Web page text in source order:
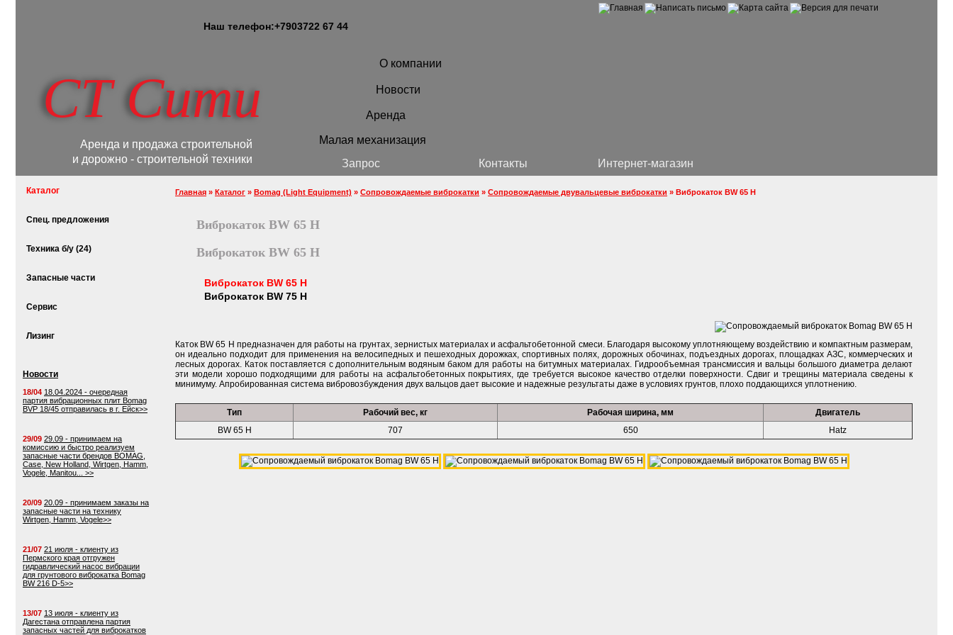
Наш телефон:+7903722 67 44
О компании
Новости
Аренда
Малая механизация
СТ Сити
Аренда и продажа строительной
и дорожно - строительной техники
Запрос Контакты Интернет-магазин
Главная » Каталог » Bomag (Light Equipment) » Сопровождаемые виброкатки » Сопровождаемые двувальцевые виброкатки » Виброкаток BW 65 H
Виброкаток BW 65 H
Виброкаток BW 65 H
Виброкаток BW 65 H
Виброкаток BW 75 H
Каток BW 65 H предназначен для работы на грунтах, зернистых материалах и асфальтобетонной смеси. Благодаря высокому уплотняющему воздействию и компактным размерам,
он идеально подходит для применения на велосипедных и пешеходных дорожках, спортивных полях, дорожных обочинах, подъездных дорогах, площадках АЗС, коммерческих и
лесных дорогах. Каток поставляется с дополнительным водяным баком для работы на битумных материалах. Гидрообъемная трансмиссия и вальцы большого диаметра делают
эти модели хорошо подходящими для работы на асфальтобетонных покрытиях, где требуется высокое качество отделки поверхности. Сдвиг и трещины материала сведены к
минимуму. Апробированная система вибровозбуждения двух вальцов дает высокие и надежные результаты даже в условиях грунтов, плохо поддающихся уплотнению.
Тип Рабочий вес, кг Рабочая ширина, мм
Двигатель
BW 65 H
707 650 Hatz
Каталог
Спец. предложения
Техника б/у (24)
Запасные части
Сервис
Лизинг
Новости
18/04 18.04.2024 - очередная
партия вибрационных плит Bomag
BVP 18/45 отправилась в г. Ейск>>
29/09 29.09 - принимаем на
комиссию и быстро реализуем
запасные части брендов BOMAG,
Case, New Holland, Wirtgen, Hamm,
Vogele, Manitou... >>
20/09 20.09 - принимаем заказы на
запасные части на технику
Wirtgen, Hamm, Vogele>>
21/07 21 июля - клиенту из
Пермского края отгружен
гидравлический насос вибрации
для грунтового виброкатка Bomag
BW 216 D-5>>
13/07 13 июля - клиенту из
Дагестана отправлена партия
запасных частей для виброкатков